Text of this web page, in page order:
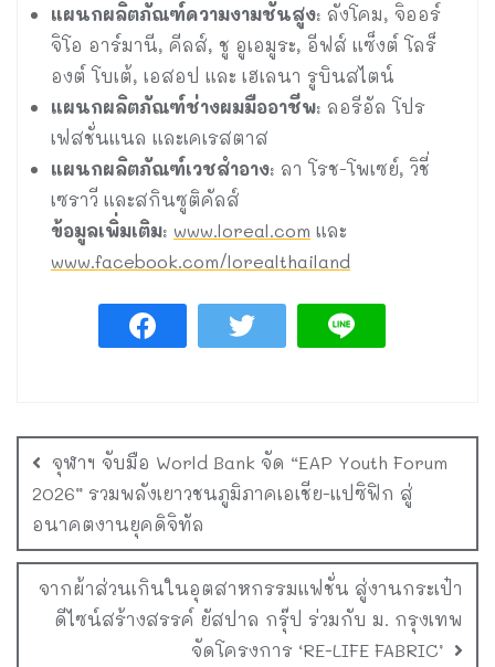
แผนกผลิตภัณฑ์ความงามชั้นสูง: ลังโคม, จิออร์
จิโอ อาร์มานี, คีลส์, ชู อูเอมูระ, อีฟส์ แซ็งต์ โลร็
องต์ โบเต้, เอสอป และ เฮเลนา รูบินสไตน์
แผนกผลิตภัณฑ์ช่างผมมืออาชีพ: ลอรีอัล โปร
เฟสชั่นแนล และเคเรสตาส
แผนกผลิตภัณฑ์เวชสำอาง: ลา โรช-โพเซย์, วิชี่
เซราวี และสกินซูติคัลส์
ข้อมูลเพิ่มเติม: www.loreal.com และ
www.facebook.com/lorealthailand
จุฬาฯ จับมือ World Bank จัด “EAP Youth Forum
2026” รวมพลังเยาวชนภูมิภาคเอเชีย-แปซิฟิก สู่
อนาคตงานยุคดิจิทัล
จากผ้าส่วนเกินในอุตสาหกรรมแฟชั่น สู่งานกระเป๋า
ดีไซน์สร้างสรรค์ ยัสปาล กรุ๊ป ร่วมกับ ม. กรุงเทพ
จัดโครงการ ‘RE-LIFE FABRIC’